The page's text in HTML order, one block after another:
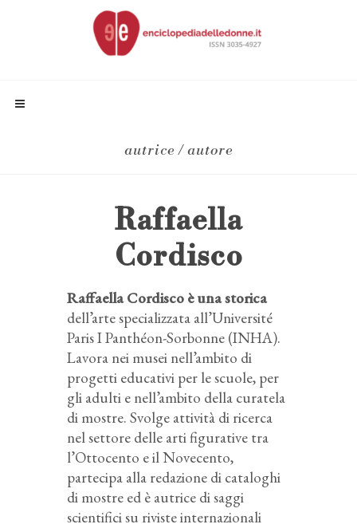
autrice / autore
Raffaella
Cordisco
Raffaella Cordisco è una storica
dell’arte specializzata all’Université
Paris I Panthéon-Sorbonne (INHA).
Lavora nei musei nell’ambito di
progetti educativi per le scuole, per
gli adulti e nell’ambito della curatela
di mostre. Svolge attività di ricerca
nel settore delle arti figurative tra
l’Ottocento e il Novecento,
partecipa alla redazione di cataloghi
di mostre ed è autrice di saggi
scientifici su riviste internazionali